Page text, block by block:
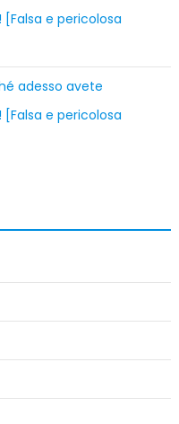
e pericolosa
adesso avete
e pericolosa